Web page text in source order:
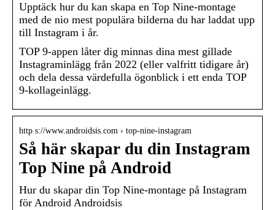
Upptäck hur du kan skapa en Top Nine-montage
med de nio mest populära bilderna du har laddat upp
till Instagram i år.
TOP 9-appen låter dig minnas dina mest gillade
Instagraminlägg från 2022 (eller valfritt tidigare år)
och dela dessa värdefulla ögonblick i ett enda TOP
9-kollageinlägg.
http s://www.androidsis.com › top-nine-instagram
Så här skapar du din Instagram
Top Nine på Android
Hur du skapar din Top Nine-montage på Instagram
för Android Androidsis